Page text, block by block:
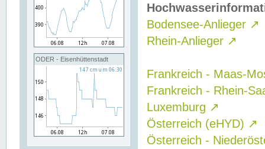
ODER - Eisenhüttenstadt
Bodensee-Anlieger ↗
Rhein-Anlieger ↗
Frankreich - Maas-
Frankreich - Rhein-
Luxemburg ↗
Österreich (eHYD) ↗
Österreich -